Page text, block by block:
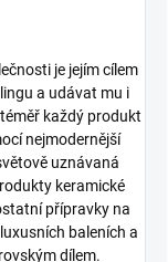
je jejím cílem
a udávat mu i
každý produkt
nejmodernější
uznávaná
keramické
přípravky na
baleních a
dílem.